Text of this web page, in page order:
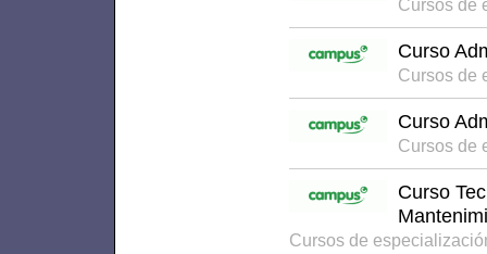
Cursos de
Curso
Cursos de
Curso
Cursos de
Curso
Cursos de